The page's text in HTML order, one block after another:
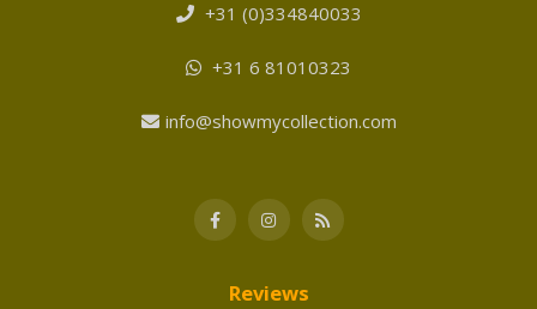
+31 (0)334840033
+31 6 81010323
info@showmycollection.com
Reviews